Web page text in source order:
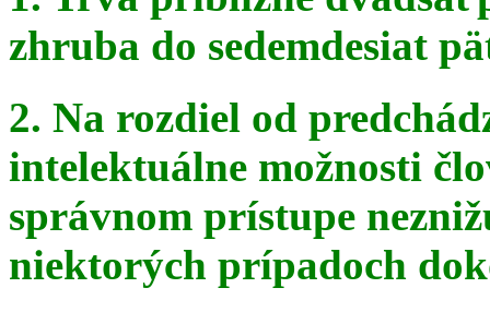
zhruba do sedemdesiat
2. Na rozdiel od
intelektuálne možnosti
správnom prístupe
niektorých prípadoch